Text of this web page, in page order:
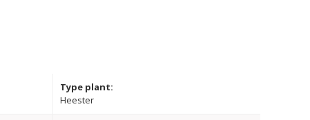
Type plant:
Heester